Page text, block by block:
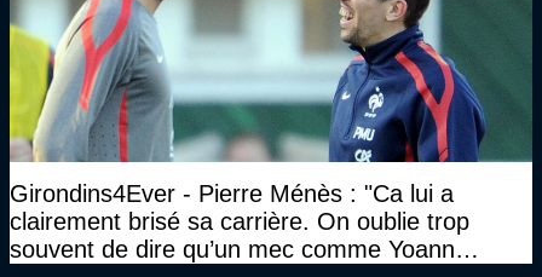
Girondins4Ever - Pierre Ménès : "Ca lui a
clairement brisé sa carrière. On oublie trop
souvent de dire qu’un mec comme Yoann